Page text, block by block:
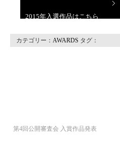
2015年入選作品はこちら
カテゴリー： AWARDS タグ：
第4回公開審査会 入賞作品発表